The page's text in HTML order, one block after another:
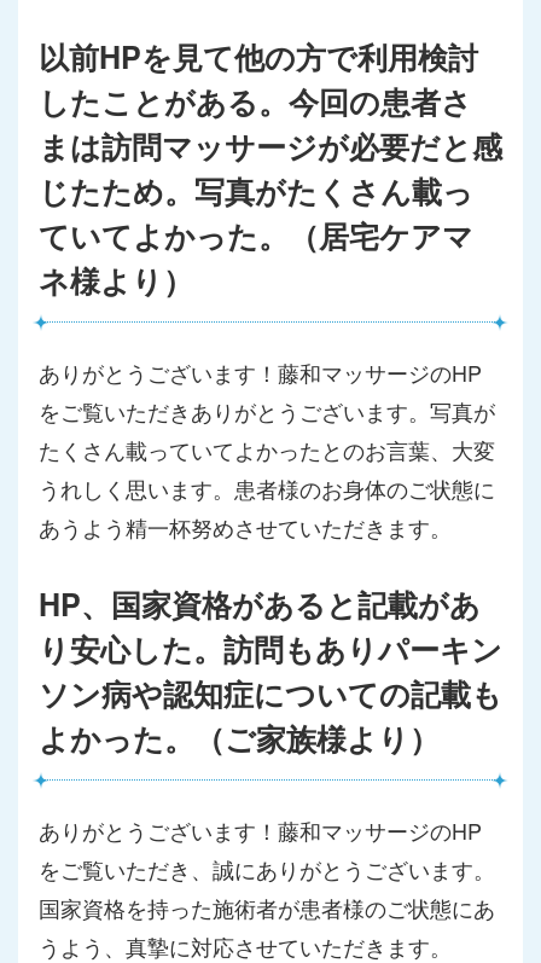
以前HPを見て他の方で利用検討
したことがある。今回の患者さ
まは訪問マッサージが必要だと感
じたため。写真がたくさん載っ
ていてよかった。（居宅ケアマ
ネ様より）
ありがとうございます！藤和マッサージのHP
をご覧いただきありがとうございます。写真が
たくさん載っていてよかったとのお言葉、大変
うれしく思います。患者様のお身体のご状態に
あうよう精一杯努めさせていただきます。
HP、国家資格があると記載があ
り安心した。訪問もありパーキン
ソン病や認知症についての記載も
よかった。（ご家族様より）
ありがとうございます！藤和マッサージのHP
をご覧いただき、誠にありがとうございます。
国家資格を持った施術者が患者様のご状態にあ
うよう、真摯に対応させていただきます。